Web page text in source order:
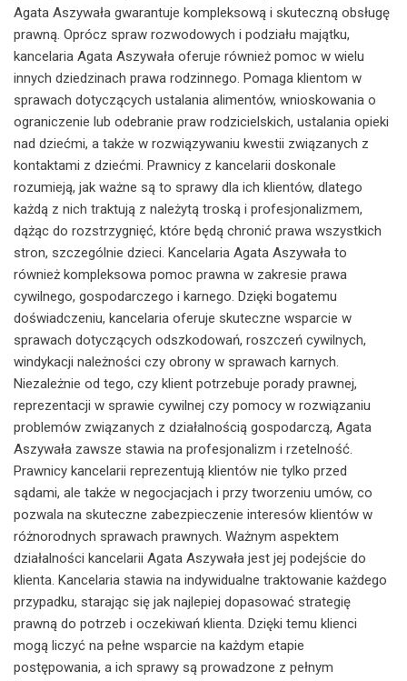
Agata Aszywała gwarantuje kompleksową i skuteczną obsługę
prawną. Oprócz spraw rozwodowych i podziału majątku,
kancelaria Agata Aszywała oferuje również pomoc w wielu
innych dziedzinach prawa rodzinnego. Pomaga klientom w
sprawach dotyczących ustalania alimentów, wnioskowania o
ograniczenie lub odebranie praw rodzicielskich, ustalania opieki
nad dziećmi, a także w rozwiązywaniu kwestii związanych z
kontaktami z dziećmi. Prawnicy z kancelarii doskonale
rozumieją, jak ważne są to sprawy dla ich klientów, dlatego
każdą z nich traktują z należytą troską i profesjonalizmem,
dążąc do rozstrzygnięć, które będą chronić prawa wszystkich
stron, szczególnie dzieci. Kancelaria Agata Aszywała to
również kompleksowa pomoc prawna w zakresie prawa
cywilnego, gospodarczego i karnego. Dzięki bogatemu
doświadczeniu, kancelaria oferuje skuteczne wsparcie w
sprawach dotyczących odszkodowań, roszczeń cywilnych,
windykacji należności czy obrony w sprawach karnych.
Niezależnie od tego, czy klient potrzebuje porady prawnej,
reprezentacji w sprawie cywilnej czy pomocy w rozwiązaniu
problemów związanych z działalnością gospodarczą, Agata
Aszywała zawsze stawia na profesjonalizm i rzetelność.
Prawnicy kancelarii reprezentują klientów nie tylko przed
sądami, ale także w negocjacjach i przy tworzeniu umów, co
pozwala na skuteczne zabezpieczenie interesów klientów w
różnorodnych sprawach prawnych. Ważnym aspektem
działalności kancelarii Agata Aszywała jest jej podejście do
klienta. Kancelaria stawia na indywidualne traktowanie każdego
przypadku, starając się jak najlepiej dopasować strategię
prawną do potrzeb i oczekiwań klienta. Dzięki temu klienci
mogą liczyć na pełne wsparcie na każdym etapie
postępowania, a ich sprawy są prowadzone z pełnym